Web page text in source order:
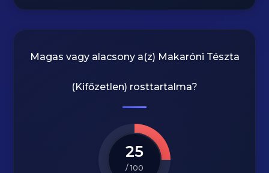
Magas vagy alacsony a(z) Makaróni Tészta
(Kifőzetlen) rosttartalma?
25
/ 100